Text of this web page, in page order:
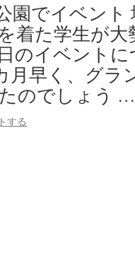
園でイベント
着た学生が
のイベント
月早く、グラ
のでしょう
する